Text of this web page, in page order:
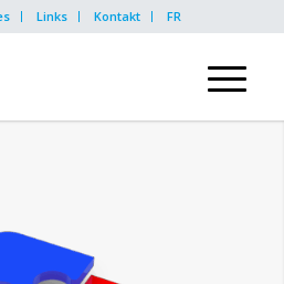
Links Kontakt FR